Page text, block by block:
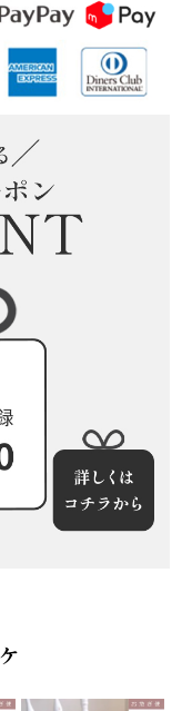
のまま飾れる“こいぬ”のブ
ーケ(M)
そのまま飾れる“ぱんだ”のブ
ーケ(M)
ガラスドーム